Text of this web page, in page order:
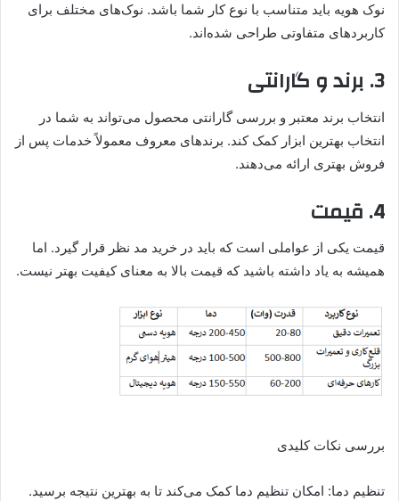
نوک هویه باید متناسب با نوع کار شما باشد. نوک‌های مختلف برای
کاربردهای متفاوتی طراحی شده‌اند.
3. برند و گارانتی
انتخاب برند معتبر و بررسی گارانتی محصول می‌تواند به شما در
انتخاب بهترین ابزار کمک کند. برندهای معروف معمولاً خدمات پس از
فروش بهتری ارائه می‌دهند.
4. قیمت
قیمت یکی از عواملی است که باید در خرید مد نظر قرار گیرد. اما
همیشه به یاد داشته باشید که قیمت بالا به معنای کیفیت بهتر نیست.
بررسی نکات کلیدی
تنظیم دما: امکان تنظیم دما کمک می‌کند تا به بهترین نتیجه برسید.